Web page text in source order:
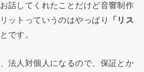
話してくれたことだけど音響制作
ットっていうのはやっぱり
「リス
です。
法人対個人になるので、保証とか